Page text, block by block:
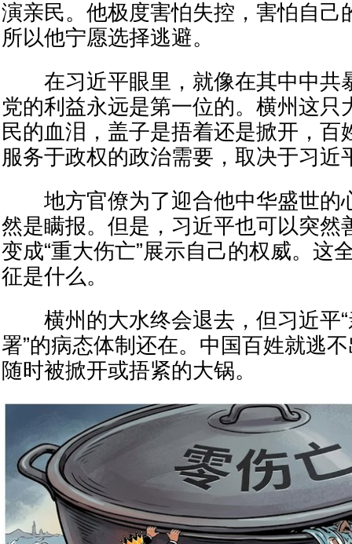
演亲民。他极度害怕失控，害怕自己
所以他宁愿选择逃避。
在习近平眼里，就像在其中中共
党的利益永远是第一位的。横州这只
民的血泪，盖子是捂着还是掀开，百
服务于政权的政治需要，取决于习近
地方官僚为了迎合他中华盛世的
然是瞒报。但是，习近平也可以突然
变成“重大伤亡”展示自己的权威。这
征是什么。
横州的大水终会退去，但习近平“
署”的病态体制还在。中国百姓就逃
随时被掀开或捂紧的大锅。